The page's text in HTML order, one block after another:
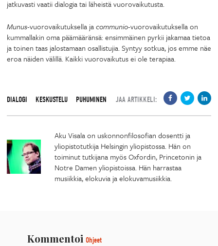
jatkuvasti vaatii dialogia tai läheistä vuorovaikutusta.
Munus-vuorovaikutuksella jacommunio-vuorovaikutuksella on
kummallakin oma päämääränsä: ensimmäinen pyrkii jakamaa tietoa
ja toinen taas jalostamaan osallistujia. Syntyy sotkua, jos emme näe
eroa näiden välillä. Kaikki vuorovaikutus ei ole terapiaa.
DIALOGI KESKUSTELU PUHUMINEN JAA ARTIKKELI:
Aku Visala on uskonnonfilosofian dosentti ja
yliopistotutkija Helsingin yliopistossa. Hän on
toiminut tutkijana myös Oxfordin, Princetonin ja
Notre Damen yliopistoissa. Hän harrastaa
musiikkia, elokuvia ja elokuvamusiikkia.
Kommentoi Ohjeet